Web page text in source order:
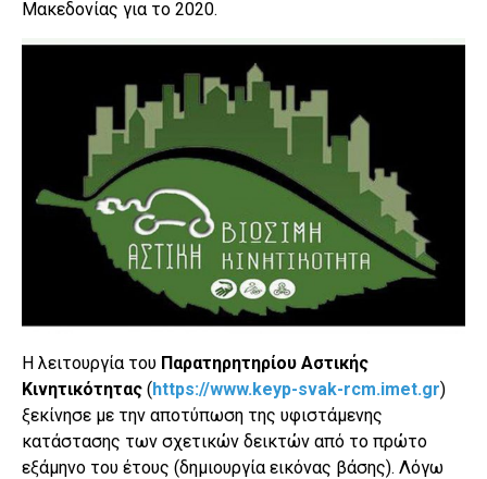
Μακεδονίας για το 2020.
Η λειτουργία του Παρατηρητηρίου Αστικής
Κινητικότητας (https://www.keyp-svak-rcm.imet.gr)
ξεκίνησε με την αποτύπωση της υφιστάμενης
κατάστασης των σχετικών δεικτών από το πρώτο
εξάμηνο του έτους (δημιουργία εικόνας βάσης). Λόγω